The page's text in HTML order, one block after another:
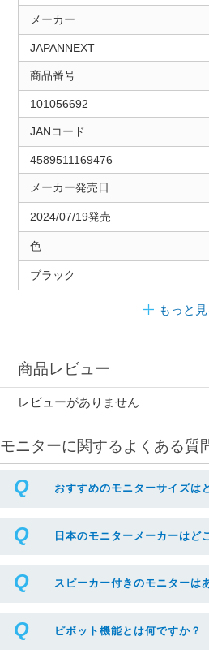
メーカー
JAPANNEXT
商品番号
101056692
JANコード
4589511169476
メーカー発売日
2024/07/19発売
色
ブラック
もっと見
商品レビュー
レビューがありません
モニターに関するよくある質
おすすめのモニターサイズは
日本のモニターメーカーはど
スピーカー付きのモニターは
ピボット機能とは何ですか？